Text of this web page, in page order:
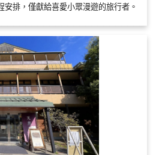
排，僅獻給喜愛小眾漫遊的旅行者。